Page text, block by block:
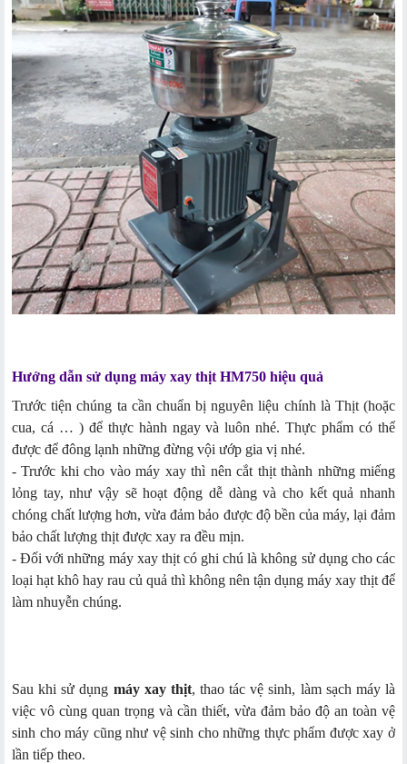
Hướng dẫn sử dụng máy xay thịtHM750 hiệu quả
Trước tiện chúng ta cần chuẩn bị nguyên liệu chính là Thịt (hoặc
cua, cá … ) để thực hành ngay và luôn nhé. Thực phẩm có thể
được để đông lạnh những đừng vội ướp gia vị nhé.
- Trước khi cho vào máy xay thì nên cắt thịt thành những miếng
lỏng tay, như vậy sẽ hoạt động dễ dàng và cho kết quả nhanh
chóng chất lượng hơn, vừa đảm bảo được độ bền của máy, lại đảm
bảo chất lượng thịt được xay ra đều mịn.
- Đối với những máy xay thịt có ghi chú là không sử dụng cho các
loại hạt khô hay rau củ quả thì không nên tận dụng máy xay thịt để
làm nhuyễn chúng.
Sau khi sử dụng máy xay thịt, thao tác vệ sinh, làm sạch máy là
việc vô cùng quan trọng và cần thiết, vừa đảm bảo độ an toàn vệ
sinh cho máy cũng như vệ sinh cho những thực phẩm được xay ở
lần tiếp theo.